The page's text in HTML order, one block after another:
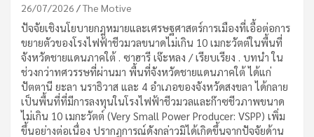
26/07/2026 The Motive
ปัจจัยเชิงนโยบายกฎหมายและเศรษฐศาสตร์การเมืองที่เอื้อต่อการ
ขยายตัวของโรงไฟฟ้าชีวมวลขนาดไม่เกิน 10 เมกะวัตต์ในพื้นที่
จังหวัดชายแดนภาคใต้ . ซาฮารี เจ๊ะหลง / เรียบเรียง . บทนำ ใน
ช่วงกว่าทศวรรษที่ผ่านมา พื้นที่จังหวัดชายแดนภาคใต้ ได้แก่
ปัตตานี ยะลา นราธิวาส และ 4 อำเภอของจังหวัดสงขลา ได้กลาย
เป็นพื้นที่ที่มีการลงทุนในโรงไฟฟ้าชีวมวลและก๊าซชีวภาพขนาด
ไม่เกิน 10 เมกะวัตต์ (Very Small Power Producer: VSPP) เพิ่ม
ขึ้นอย่างต่อเนื่อง ปรากฏการณ์ดังกล่าวมิได้เกิดขึ้นจากปัจจัยด้าน